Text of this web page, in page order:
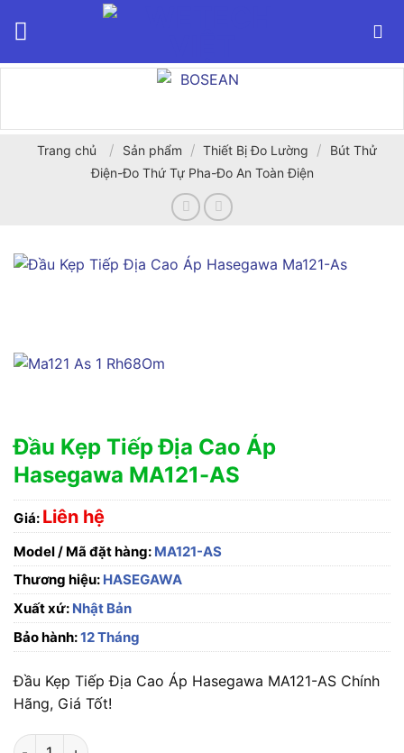
Trang chủ / Sản phẩm / Thiết Bị Đo Lường /
Bút Thử
Điện-Đo Thứ Tự Pha-Đo An Toàn Điện
Đầu Kẹp Tiếp Địa Cao Áp
Hasegawa MA121-AS
Giá: Liên hệ
Model / Mã đặt hàng: MA121-AS
Thương hiệu: HASEGAWA
Xuất xứ: Nhật Bản
Bảo hành:12 Tháng
Đầu Kẹp Tiếp Địa Cao Áp Hasegawa MA121-AS Chính
Hãng, Giá Tốt!
Đầu Kẹp Tiếp Địa Cao Áp Hasegawa MA121-AS số lượng